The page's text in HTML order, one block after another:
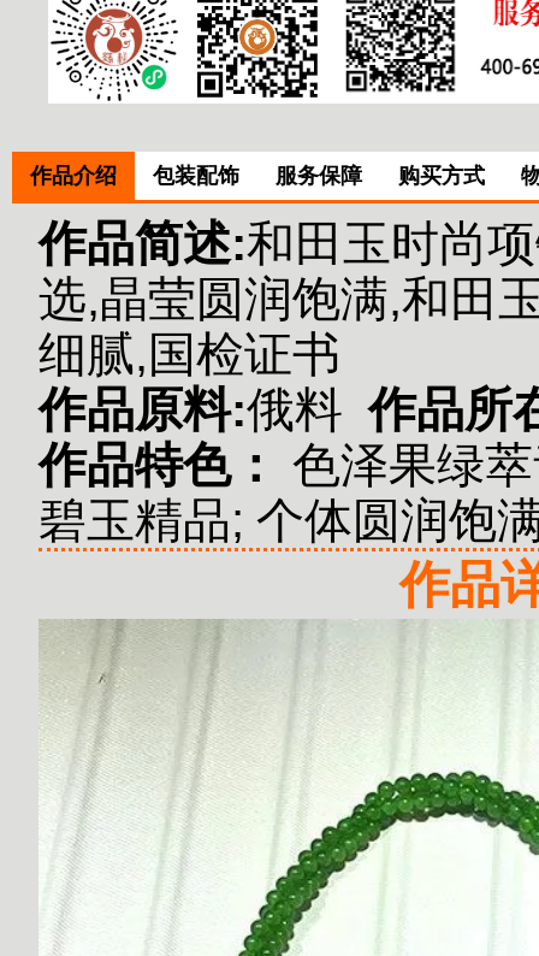
作品介绍 包装配饰 服务保障 购买方式
作品简述:和田玉时尚
选,晶莹圆润饱满,和田
细腻,国检证书
作品原料:俄料 作品所
作品特色：
色泽果绿
碧玉精品; 个体圆润饱
作品